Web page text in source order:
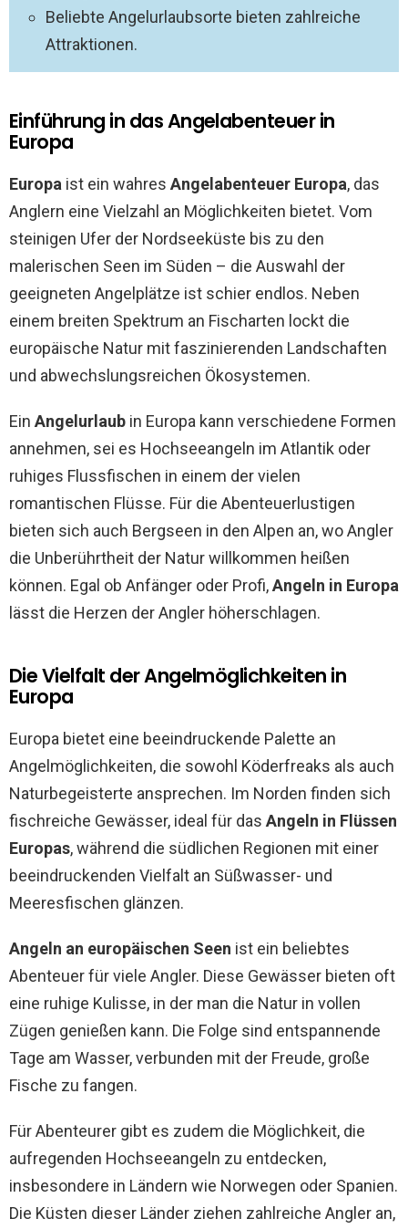
Beliebte Angelurlaubsorte bieten zahlreiche
Attraktionen.
Einführung in das Angelabenteuer in
Europa
Europa ist ein wahres Angelabenteuer Europa, das
Anglern eine Vielzahl an Möglichkeiten bietet. Vom
steinigen Ufer der Nordseeküste bis zu den
malerischen Seen im Süden – die Auswahl der
geeigneten Angelplätze ist schier endlos. Neben
einem breiten Spektrum an Fischarten lockt die
europäische Natur mit faszinierenden Landschaften
und abwechslungsreichen Ökosystemen.
Ein Angelurlaub in Europa kann verschiedene Formen
annehmen, sei es Hochseeangeln im Atlantik oder
ruhiges Flussfischen in einem der vielen
romantischen Flüsse. Für die Abenteuerlustigen
bieten sich auch Bergseen in den Alpen an, wo Angler
die Unberührtheit der Natur willkommen heißen
können. Egal ob Anfänger oder Profi,Angeln in Europa
lässt die Herzen der Angler höherschlagen.
Die Vielfalt der Angelmöglichkeiten in
Europa
Europa bietet eine beeindruckende Palette an
Angelmöglichkeiten, die sowohl Köderfreaks als auch
Naturbegeisterte ansprechen. Im Norden finden sich
fischreiche Gewässer, ideal für das Angeln in Flüssen
Europas, während die südlichen Regionen mit einer
beeindruckenden Vielfalt an Süßwasser- und
Meeresfischen glänzen.
Angeln an europäischen Seen ist ein beliebtes
Abenteuer für viele Angler. Diese Gewässer bieten oft
eine ruhige Kulisse, in der man die Natur in vollen
Zügen genießen kann. Die Folge sind entspannende
Tage am Wasser, verbunden mit der Freude, große
Fische zu fangen.
Für Abenteurer gibt es zudem die Möglichkeit, die
aufregenden Hochseeangeln zu entdecken,
insbesondere in Ländern wie Norwegen oder Spanien.
Die Küsten dieser Länder ziehen zahlreiche Angler an,